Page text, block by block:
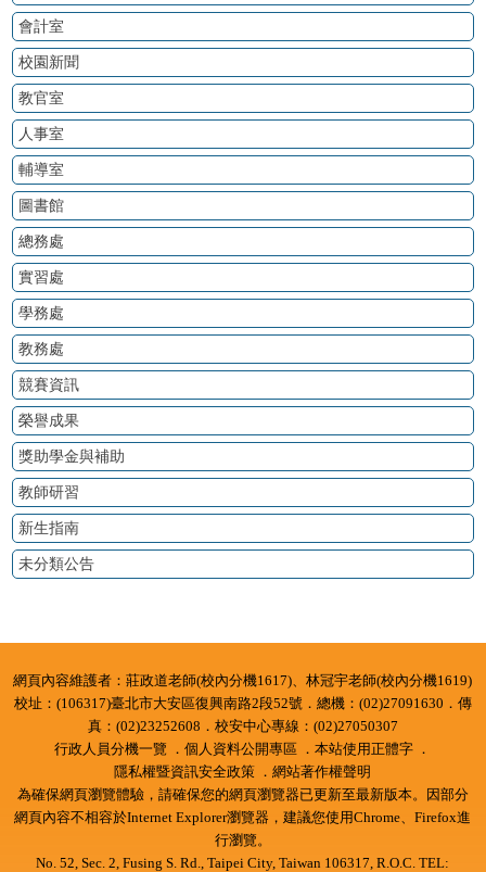
會計室
校園新聞
教官室
人事室
輔導室
圖書館
總務處
實習處
學務處
教務處
競賽資訊
榮譽成果
獎助學金與補助
教師研習
新生指南
未分類公告
網頁內容維護者：莊政道老師(校內分機1617)、林冠宇老師(校內分機1619)
校址：(106317)臺北市大安區復興南路2段52號．總機：(02)27091630．傳
真：(02)23252608．校安中心專線：(02)27050307
行政人員分機一覽 ．個人資料公開專區 ．本站使用正體字 ．
隱私權暨資訊安全政策 ．網站著作權聲明
為確保網頁瀏覽體驗，請確保您的網頁瀏覽器已更新至最新版本。因部分
網頁內容不相容於Internet Explorer瀏覽器，建議您使用Chrome、Firefox進
行瀏覽。
No. 52, Sec. 2, Fusing S. Rd., Taipei City, Taiwan 106317, R.O.C. TEL: